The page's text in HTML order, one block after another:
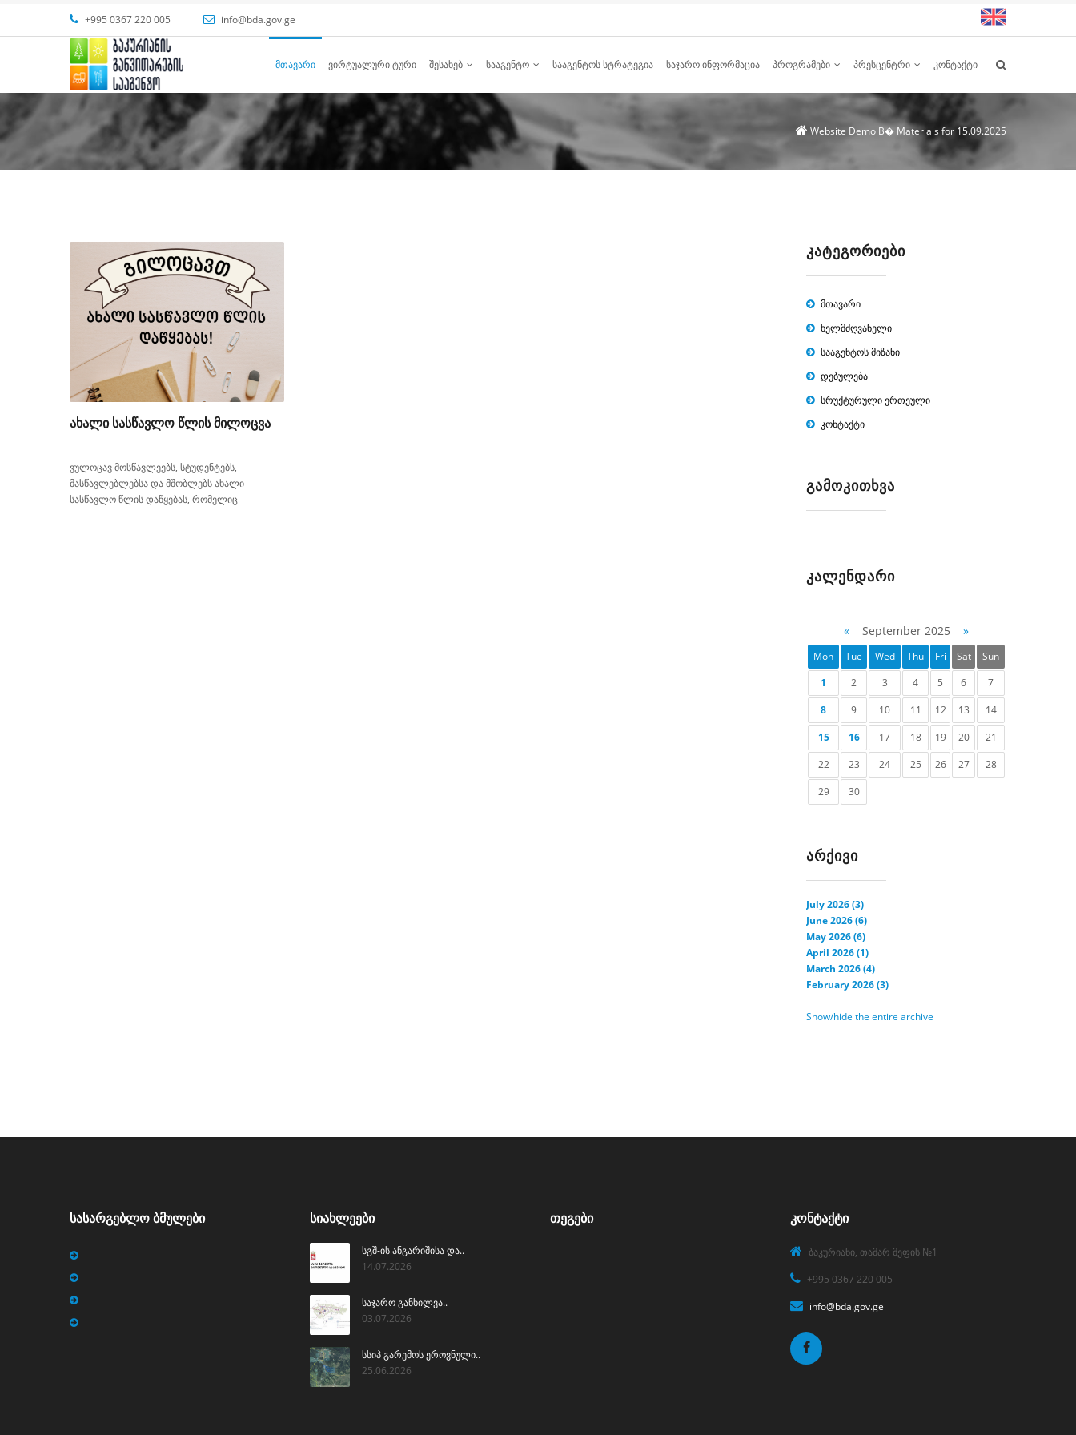
+995 0367 220 005 info@bda.gov.ge
ᲛᲗᲐᲕᲐᲠᲘ ᲕᲘᲠᲢᲣᲐᲚᲣᲠᲘ ᲢᲣᲠᲘ ᲨᲔᲡᲐᲮᲔᲑ ᲡᲐᲐᲒᲔᲜᲢᲝ ᲡᲐᲐᲒᲔᲜᲢᲝᲡ ᲡᲢᲠᲐᲢᲔᲒᲘᲐ ᲡᲐᲯᲐᲠᲝ ᲘᲜᲤᲝᲠᲛᲐᲪᲘᲐ ᲞᲠᲝᲒᲠᲐᲛᲔᲑᲘ ᲞᲠᲔᲡᲪᲔᲜᲢᲠᲘ ᲙᲝᲜᲢᲐᲥᲢᲘ
Website Demo В� Materials for 15.09.2025
ᲐᲮᲐᲚᲘ ᲡᲐᲡᲬᲐᲕᲚᲝ ᲬᲚᲘᲡ ᲛᲘᲚᲝᲪᲕᲐ
ვულოცავ მოსწავლეებს, სტუდენტებს,
მასწავლებლებსა და მშობლებს ახალი
სასწავლო წლის დაწყებას, რომელიც
ᲙᲐᲢᲔᲒᲝᲠᲘᲔᲑᲘ
მთავარი
ხელმძღვანელი
სააგენტოს მიზანი
დებულება
სრუქტურული ერთეული
კონტაქტი
ᲒᲐᲛᲝᲙᲘᲗᲮᲕᲐ
ᲙᲐᲚᲔᲜᲓᲐᲠᲘ
« September 2025 »
Mon Tue Wed Thu Fri Sat
Sun
1
2 3 4 5 6
7
8
9 10 11 12 13
14
15
16 17 18 19 20
21
22
23 24 25 26 27
28
29
30
ᲐᲠᲥᲘᲕᲘ
July 2026 (3)
June 2026 (6)
May 2026 (6)
April 2026 (1)
March 2026 (4)
February 2026 (3)
Show/hide the entire archive
ᲡᲐᲡᲐᲠᲒᲔᲑᲚᲝ ᲑᲛᲣᲚᲔᲑᲘ ᲡᲘᲐᲮᲚᲔᲔᲑᲘ
სგშ-ის ანგარიშისა და..
14.07.2026
საჯარო განხილვა..
03.07.2026
სსიპ გარემოს ეროვნული..
25.06.2026
ᲗᲔᲒᲔᲑᲘ ᲙᲝᲜᲢᲐᲥᲢᲘ
ბაკურიანი, თამარ მეფის №1
+995 0367 220 005
info@bda.gov.ge